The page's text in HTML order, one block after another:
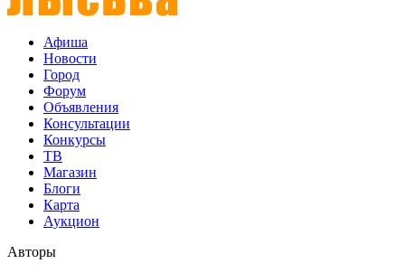
Афиша
Новости
Город
Форум
Объявления
Консультации
Конкурсы
ТВ
Магазин
Блоги
Карта
Аукцион
Авторы